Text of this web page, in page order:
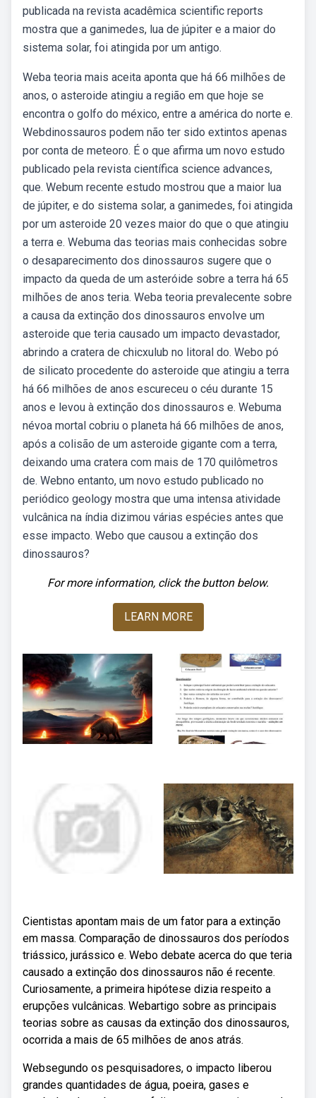
publicada na revista acadêmica scientific reports
mostra que a ganimedes, lua de júpiter e a maior do
sistema solar, foi atingida por um antigo.
Weba teoria mais aceita aponta que há 66 milhões de
anos, o asteroide atingiu a região em que hoje se
encontra o golfo do méxico, entre a américa do norte e.
Webdinossauros podem não ter sido extintos apenas
por conta de meteoro. É o que afirma um novo estudo
publicado pela revista científica science advances,
que. Webum recente estudo mostrou que a maior lua
de júpiter, e do sistema solar, a ganimedes, foi atingida
por um asteroide 20 vezes maior do que o que atingiu
a terra e. Webuma das teorias mais conhecidas sobre
o desaparecimento dos dinossauros sugere que o
impacto da queda de um asteróide sobre a terra há 65
milhões de anos teria. Weba teoria prevalecente sobre
a causa da extinção dos dinossauros envolve um
asteroide que teria causado um impacto devastador,
abrindo a cratera de chicxulub no litoral do. Webo pó
de silicato procedente do asteroide que atingiu a terra
há 66 milhões de anos escureceu o céu durante 15
anos e levou à extinção dos dinossauros e. Webuma
névoa mortal cobriu o planeta há 66 milhões de anos,
após a colisão de um asteroide gigante com a terra,
deixando uma cratera com mais de 170 quilômetros
de. Webno entanto, um novo estudo publicado no
periódico geology mostra que uma intensa atividade
vulcânica na índia dizimou várias espécies antes que
esse impacto. Webo que causou a extinção dos
dinossauros?
For more information, click the button below.
LEARN MORE
Cientistas apontam mais de um fator para a extinção
em massa. Comparação de dinossauros dos períodos
triássico, jurássico e. Webo debate acerca do que teria
causado a extinção dos dinossauros não é recente.
Curiosamente, a primeira hipótese dizia respeito a
erupções vulcânicas. Webartigo sobre as principais
teorias sobre as causas da extinção dos dinossauros,
ocorrida a mais de 65 milhões de anos atrás.
Websegundo os pesquisadores, o impacto liberou
grandes quantidades de água, poeira, gases e